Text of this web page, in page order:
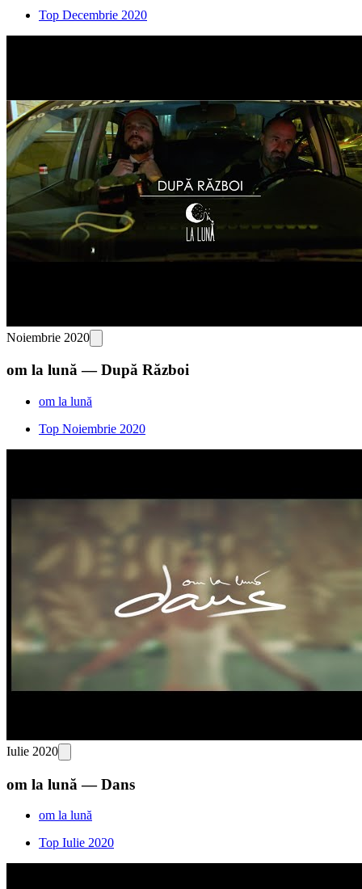
Top Decembrie 2020
Noiembrie 2020
om la lună — După Război
om la lună
Top Noiembrie 2020
Iulie 2020
om la lună — Dans
om la lună
Top Iulie 2020